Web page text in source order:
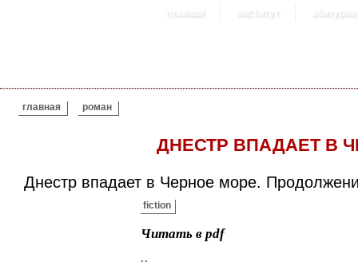
главная институт
ВЫ ЗДЕСЬ
главная роман
ДНЕСТР ВПАДАЕТ В
Днестр впадает в Черное море.
fiction
Читать в pdf